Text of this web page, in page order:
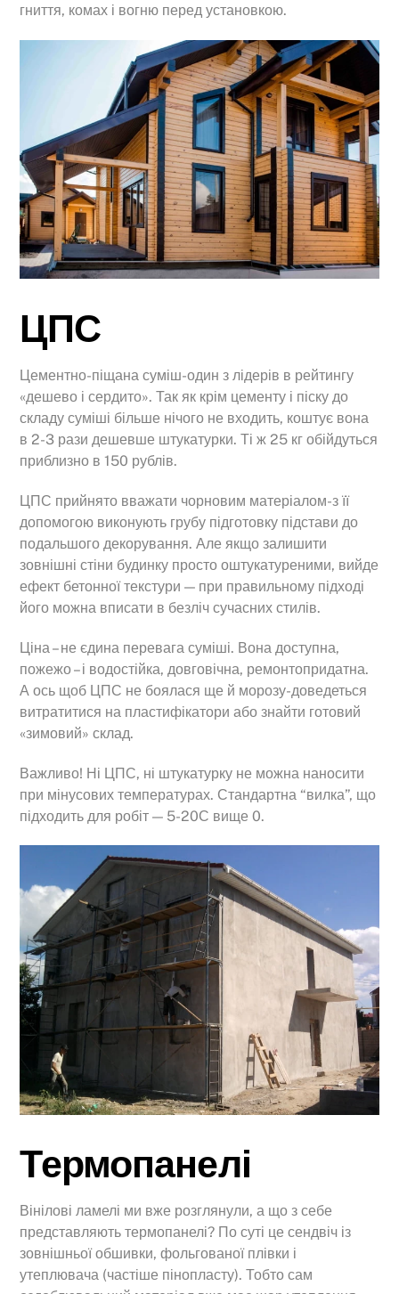
гниття, комах і вогню перед установкою.
ЦПС
Цементно-піщана суміш-один з лідерів в рейтингу
«дешево і сердито». Так як крім цементу і піску до
складу суміші більше нічого не входить, коштує вона
в 2-3 рази дешевше штукатурки. Ті ж 25 кг обійдуться
приблизно в 150 рублів.
ЦПС прийнято вважати чорновим матеріалом-з її
допомогою виконують грубу підготовку підстави до
подальшого декорування. Але якщо залишити
зовнішні стіни будинку просто оштукатуреними, вийде
ефект бетонної текстури — при правильному підході
його можна вписати в безліч сучасних стилів.
Ціна – не єдина перевага суміші. Вона доступна,
пожежо – і водостійка, довговічна, ремонтопридатна.
А ось щоб ЦПС не боялася ще й морозу-доведеться
витратитися на пластифікатори або знайти готовий
«зимовий» склад.
Важливо! Ні ЦПС, ні штукатурку не можна наносити
при мінусових температурах. Стандартна “вилка”, що
підходить для робіт — 5-20С вище 0.
Термопанелі
Вінілові ламелі ми вже розглянули, а що з себе
представляють термопанелі? По суті це сендвіч із
зовнішньої обшивки, фольгованої плівки і
утеплювача (частіше пінопласту). Тобто сам